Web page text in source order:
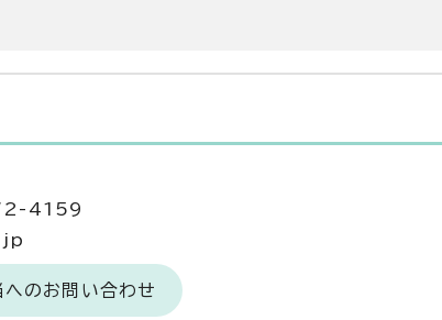
4159
のお問い合わせ